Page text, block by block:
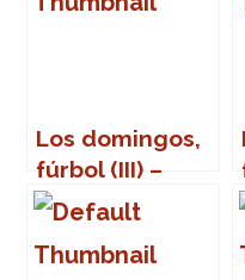
Los domingos,
fúrbol (III) –
Michael